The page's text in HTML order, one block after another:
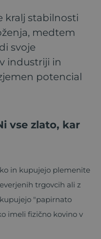
kralj stabilnosti
medtem
svoje
industriji in
potencial
vse zlato, kar
in kupujejo plemenite
trgovcih ali z
"papirnato
imeli fizično kovino v